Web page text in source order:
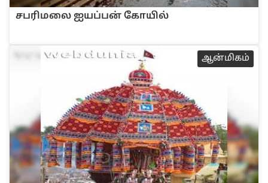
சப‌ரிமலை ஐய‌ப்ப‌ன் கோ‌யி‌ல்
ஆன்மிகம்